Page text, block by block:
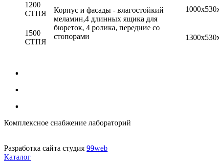
1200
СТПЯ
Корпус и фасады - влагостойкий
меламин,4 длинных ящика для
бюреток, 4 ролика, передние со
стопорами
1500
СТПЯ
Комплексное снабжение лабораторий
Разработка сайта студия 99web
Каталог